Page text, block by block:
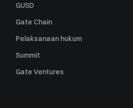
GUSD
Gate Chain
Pelaksanaan hukum
Summit
Gate Ventures